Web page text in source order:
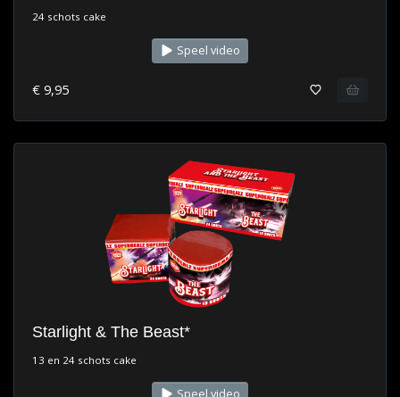
24 schots cake
Speel video
€ 9,95
Starlight & The Beast*
13 en 24 schots cake